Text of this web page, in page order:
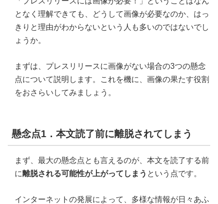
となく理解できても、どうして画像が必要なのか、はっ
きりと理由がわからないという人も多いのではないでし
ょうか。
まずは、プレスリリースに画像がない場合の3つの懸念
点について説明します。これを機に、画像の果たす役割
をおさらいしてみましょう。
懸念点1．本文読了前に離脱されてしまう
まず、最大の懸念点とも言えるのが、本文を読了する前
に離脱される可能性が上がってしまう という点です。
インターネットの発展によって、多様な情報が日々あふ